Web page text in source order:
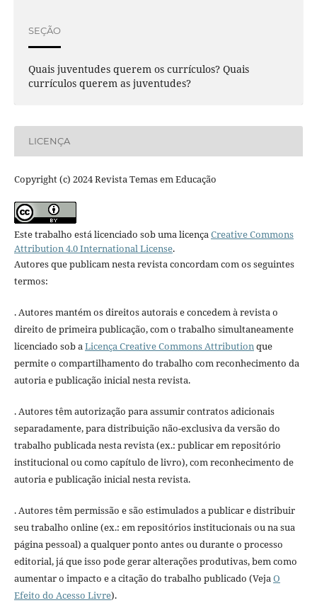
SEÇÃO
Quais juventudes querem os currículos? Quais
currículos querem as juventudes?
LICENÇA
Copyright (c) 2024 Revista Temas em Educação
Este trabalho está licenciado sob uma licençaCreative Commons
Attribution 4.0 International License.
Autores que publicam nesta revista concordam com os seguintes
termos:
. Autores mantém os direitos autorais e concedem à revista o
direito de primeira publicação, com o trabalho simultaneamente
licenciado sob aLicença Creative Commons Attributionque
permite o compartilhamento do trabalho com reconhecimento da
autoria e publicação inicial nesta revista.
. Autores têm autorização para assumir contratos adicionais
separadamente, para distribuição não-exclusiva da versão do
trabalho publicada nesta revista (ex.: publicar em repositório
institucional ou como capítulo de livro), com reconhecimento de
autoria e publicação inicial nesta revista.
. Autores têm permissão e são estimulados a publicar e distribuir
seu trabalho online (ex.: em repositórios institucionais ou na sua
página pessoal) a qualquer ponto antes ou durante o processo
editorial, já que isso pode gerar alterações produtivas, bem como
aumentar o impacto e a citação do trabalho publicado (VejaO
Efeito do Acesso Livre).